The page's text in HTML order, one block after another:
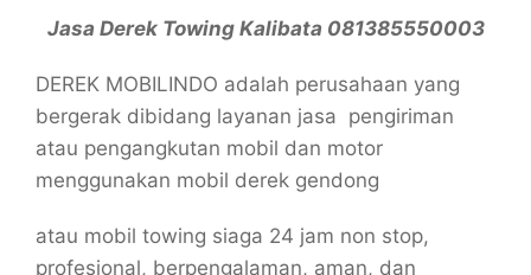
Jasa Derek Towing Kalibata 081385550003
DEREK MOBILINDO adalah perusahaan yang
bergerak dibidang layanan jasa pengiriman
atau pengangkutan mobil dan motor
menggunakan mobil derek gendong
atau mobil towing siaga 24 jam non stop,
profesional, berpengalaman, aman, dan